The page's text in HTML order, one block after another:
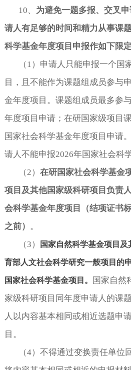
10、 为避免一题多报、交叉
请人有足够的时间和精力从事课
科学基金年度项目申报作如下限定
（1 ）申请人只能申报一个国
目，且不能作为课题组成员参与
金年度项目。课题组成员最多参
年度项目申请；在研国家级项目
国家社会科学基金年度项目申请
请人不能申报2026年国家社会科
（2 ） 在研国家社会科学基金
项目及其他国家级科研项目负责
会科学基金年度项目（结项证书
之前） 。
（3 ） 国家自然科学基金项目
育部人文社会科学研究一般项目的
国家社会科学基金项目。
国家自然
家级科研项目同年度申请人的课
人以内容基本相同或相近选题申
目。
（4）不得通过变换责任单位